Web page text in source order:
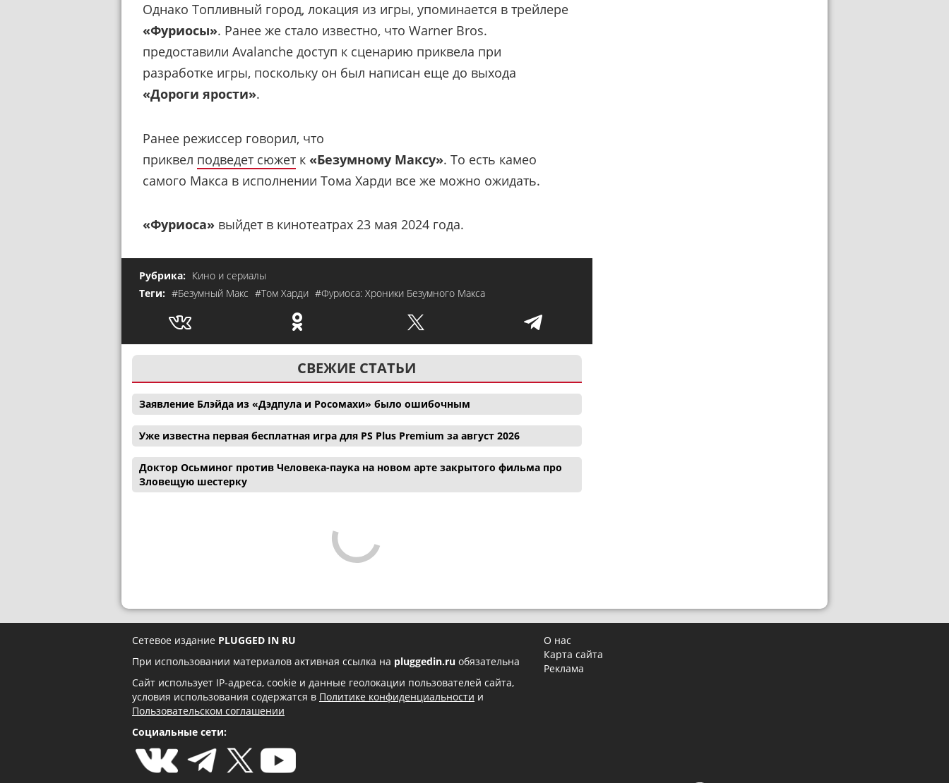
Однако Топливный город, локация из игры, упоминается в трейлере
«Фуриосы». Ранее же стало известно, что Warner Bros.
предоставили Avalanche доступ к сценарию приквела при
разработке игры, поскольку он был написан еще до выхода
«Дороги ярости».
Ранее режиссер говорил, что
приквел подведет сюжет к «Безумному Максу». То есть камео
самого Макса в исполнении Тома Харди все же можно ожидать.
«Фуриоса» выйдет в кинотеатрах 23 мая 2024 года.
Рубрика: Кино и сериалы
Теги: #Безумный Макс #Том Харди #Фуриоса: Хроники Безумного Макса
СВЕЖИЕ СТАТЬИ
Заявление Блэйда из «Дэдпула и Росомахи» было ошибочным
Уже известна первая бесплатная игра для PS Plus Premium за август 2026
Доктор Осьминог против Человека-паука на новом арте закрытого фильма про
Зловещую шестерку
Сетевое издание PLUGGED IN RU
При использовании материалов активная ссылка на pluggedin.ru обязательна
Сайт использует IP-адреса, cookie и данные геолокации пользователей сайта,
условия использования содержатся в Политике конфиденциальности и
Пользовательском соглашении
Социальные сети:
О нас
Карта сайта
Реклама